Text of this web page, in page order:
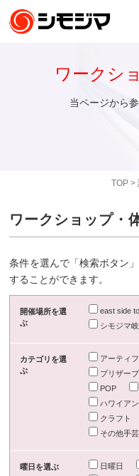
TOP>
ワークシ
当ページから
ワークショップ・
条件を選んで「検索ボタン
することができます。
開催場所を選
ぶ
east side
シモジマ
カテゴリを選
ぶ
アーティ
プリザー
POP
ハワイア
クラフト
その他手
曜日を選ぶ 日曜日